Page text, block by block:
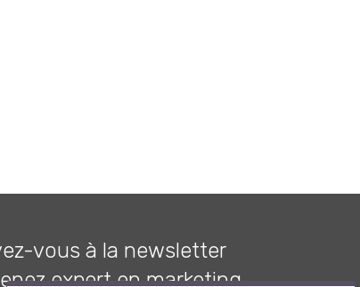
vous à la newsletter
expert en marketing